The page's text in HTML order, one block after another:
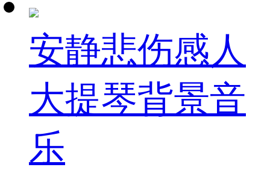
安静悲伤感人
大提琴背景音
乐